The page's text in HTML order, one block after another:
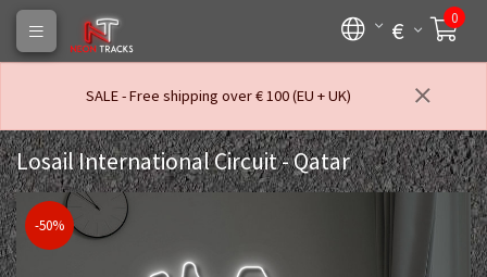
€ 0
SALE - Free shipping over € 100 (EU + UK)
Losail International Circuit - Qatar
-50%